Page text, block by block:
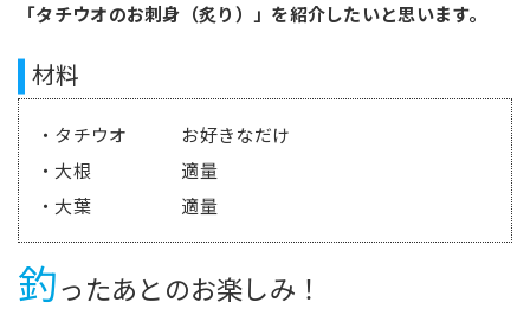
「タチウオのお刺身（炙り）」を紹介したいと思います。
材料
・タチウオ お好きなだけ
・大根 適量
・大葉 適量
釣ったあとのお楽しみ！